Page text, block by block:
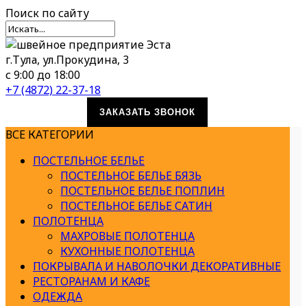
Поиск по сайту
г.Тула, ул.Прокудина, 3
с 9:00 до 18:00
+7 (4872) 22-37-18
ЗАКАЗАТЬ ЗВОНОК
ВСЕ КАТЕГОРИИ
ПОСТЕЛЬНОЕ БЕЛЬЕ
ПОСТЕЛЬНОЕ БЕЛЬЕ БЯЗЬ
ПОСТЕЛЬНОЕ БЕЛЬЕ ПОПЛИН
ПОСТЕЛЬНОЕ БЕЛЬЕ САТИН
ПОЛОТЕНЦА
МАХРОВЫЕ ПОЛОТЕНЦА
КУХОННЫЕ ПОЛОТЕНЦА
ПОКРЫВАЛА И НАВОЛОЧКИ ДЕКОРАТИВНЫЕ
РЕСТОРАНАМ И КАФЕ
ОДЕЖДА